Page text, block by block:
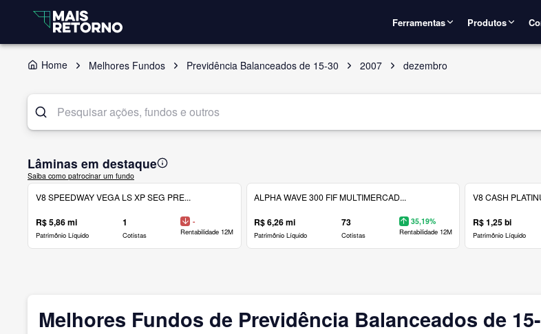
Ferramentas Produtos
Home Melhores Fundos Previdência Balanceados de 15-30 2007 dezembro
Lâminas em destaque
Saiba como patrocinar um fundo
V8 SPEEDWAY VEGA LS XP SEG PRE...
R$ 5,86 mi
Patrimônio Líquido
1
Cotistas
-
Rentabilidade 12M
ALPHA WAVE 300 FIF MULTIMERCAD...
R$ 6,26 mi
Patrimônio Líquido
73
Cotistas
35,19%
Rentabilidade 12M
V8 CASH
R$ 1,25 bi
Patrimônio Líquido
Melhores Fundos de Previdência Balanceados de